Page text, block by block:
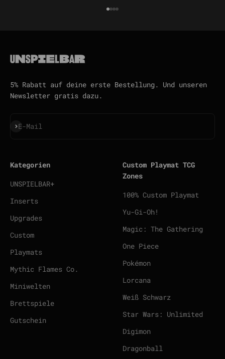
Gehe zu Element 1
Gehe zu Element 2
Gehe zu Element 3
Gehe zu Element 4
5% Rabatt auf deine erste Bestellung. Und unseren
Newsletter gratis dazu.
E-Mail
Abonnieren
Kategorien
UNSPIELBAR+
Inserts
Upgrades
Custom
Playmats
Mythic Flames Co.
Miniwelten
Brettspiele
Gutschein
Custom Playmat TCG
Zones
100% Custom Playmat
Yu-Gi-Oh!
Magic: The Gathering
One Piece
Pokémon
Lorcana
Weiß Schwarz
Star Wars: Unlimited
Digimon
Dragonball